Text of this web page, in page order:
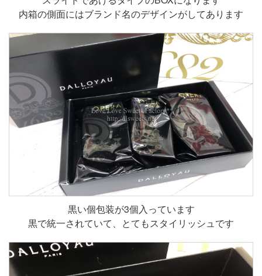
内箱の側面にはブランド名のデザインがしてあります
黒い個包装が3個入っています
黒で統一されていて、とてもスタイリッシュです